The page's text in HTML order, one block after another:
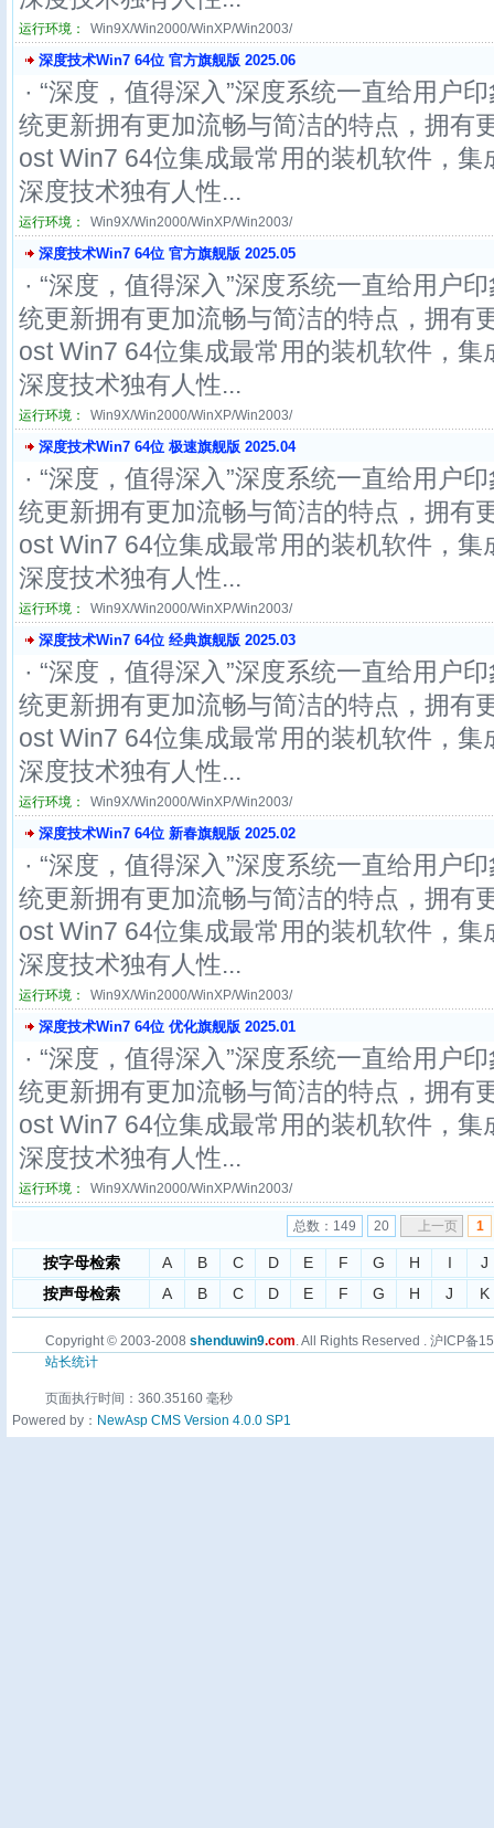
运行环境： Win9X/Win2000/WinXP/Win2003/
深度技术Win7 64位 官方旗舰版 2025.06
· “深度，值得深入”深度系统一直给用户
统更新拥有更加流畅与简洁的特点，拥有
ost Win7 64位集成最常用的装机软件，
深度技术独有人性...
运行环境： Win9X/Win2000/WinXP/Win2003/
深度技术Win7 64位 官方旗舰版 2025.05
· “深度，值得深入”深度系统一直给用户
统更新拥有更加流畅与简洁的特点，拥有
ost Win7 64位集成最常用的装机软件，
深度技术独有人性...
运行环境： Win9X/Win2000/WinXP/Win2003/
深度技术Win7 64位 极速旗舰版 2025.04
· “深度，值得深入”深度系统一直给用户
统更新拥有更加流畅与简洁的特点，拥有
ost Win7 64位集成最常用的装机软件，
深度技术独有人性...
运行环境： Win9X/Win2000/WinXP/Win2003/
深度技术Win7 64位 经典旗舰版 2025.03
· “深度，值得深入”深度系统一直给用户
统更新拥有更加流畅与简洁的特点，拥有
ost Win7 64位集成最常用的装机软件，
深度技术独有人性...
运行环境： Win9X/Win2000/WinXP/Win2003/
深度技术Win7 64位 新春旗舰版 2025.02
· “深度，值得深入”深度系统一直给用户
统更新拥有更加流畅与简洁的特点，拥有
ost Win7 64位集成最常用的装机软件，
深度技术独有人性...
运行环境： Win9X/Win2000/WinXP/Win2003/
深度技术Win7 64位 优化旗舰版 2025.01
· “深度，值得深入”深度系统一直给用户
统更新拥有更加流畅与简洁的特点，拥有
ost Win7 64位集成最常用的装机软件，
深度技术独有人性...
运行环境： Win9X/Win2000/WinXP/Win2003/
总数：149 20 上一页 1
按字母检索 A B C D E F G H I
J
按声母检索
A B C D E F G H J K
Copyright © 2003-2008 shenduwin9.com. All Rights Reserved . 沪ICP备
站长统计
页面执行时间：360.35160 毫秒
Powered by： NewAsp CMS Version 4.0.0 SP1